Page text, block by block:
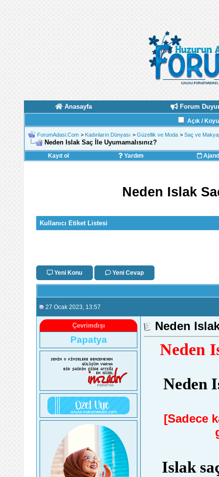
Anasayfa Forum
Açık /
ForumAdasi.Com > Kadınların Dünyası > Güzellik ve Moda > Saç ve Makyaj
Neden Islak Saç İle Uyumamalısınız?
Kayıt ol Yardım
Neden Islak
Kullanıcı Etiket Listesi
Yeni Konu Yeni Cevap
27 Ocak 2023 , 13:57
Çevrimdışı
Papatya
Neden
Neden
Neden
[Sadece
Islak